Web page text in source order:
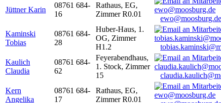
Jüttner Karin
08761 684-
16
Rathaus, EG,
Zimmer R0.01
ewo@moosburg.de
Kaminski
Tobias
08761 684-
28
Huber-Haus, 1.
OG, Zimmer
H1.2
Kaulich
Claudia
08761 684-
62
Feyerabendhaus,
1. Stock, Zimmer
15
Kern
Angelika
08761 684-
17
Rathaus, EG,
Zimmer R0.01